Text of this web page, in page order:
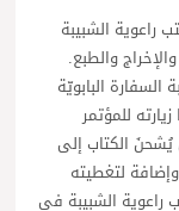
الشبيبة
والطبع.
البابويّة
للمؤتمر
يُشحنَ الكتاب إلى
لتغطيته
راعوية الشبيبة في